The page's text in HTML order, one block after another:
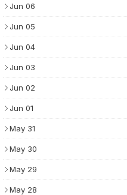
Jun 06
Jun 05
Jun 04
Jun 03
Jun 02
Jun 01
May 31
May 30
May 29
May 28